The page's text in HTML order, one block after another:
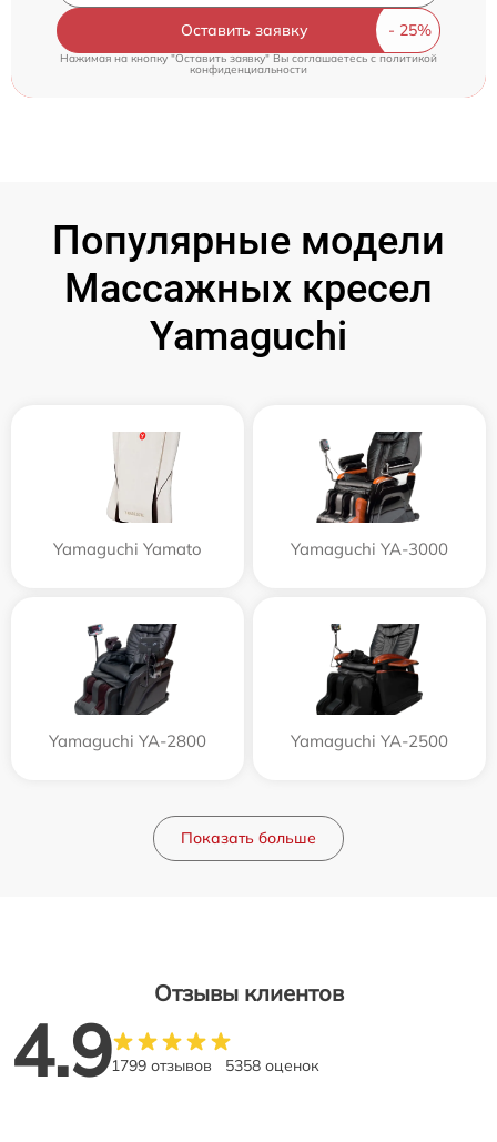
Оставить заявку
Нажимая на кнопку "Оставить заявку" Вы соглашаетесь cполитикой
конфиденциальности
Популярные модели
Массажных кресел
Yamaguchi
Yamaguchi Yamato Yamaguchi YA-3000
Yamaguchi YA-2800 Yamaguchi YA-2500
Показать больше
Отзывы клиентов
4.91799 отзывов 5358 оценок